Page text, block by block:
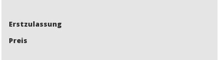
Erstzulassung
Preis